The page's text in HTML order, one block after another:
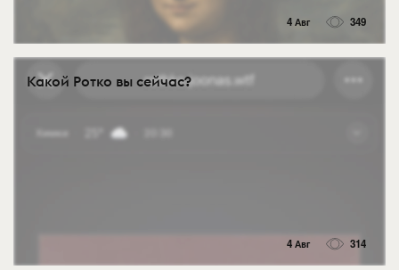
4 Авг 349
Какой Ротко вы сейчас?
4 Авг 314